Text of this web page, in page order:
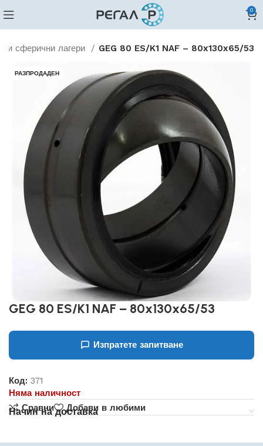
0
сферични лагери GEG 80 ES/K1 NAF – 80x130x65/53
РАЗПРОДАДЕН
GEG 80 ES/K1 NAF – 80x130x65/53
Изпратете запитване
Код:371
Няма наличност
Сравни
Добави в любими
Начин на доставка